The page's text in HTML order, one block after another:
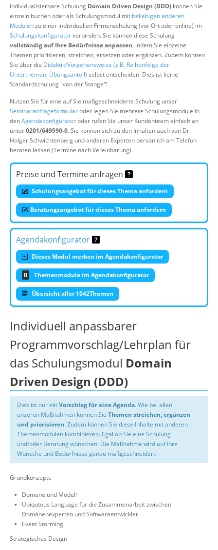
Über uns
Suche
individualisierbare Schulung Domain Driven Design (DDD) können Sie
einzeln buchen oder als Schulungsmodul mit beliebigen anderen
Modulenzu einer individuellen Firmenschulung (vor Ort oder online) im
Schulungskonfiguratorverbinden. Sie können diese Schulung
vollständig auf Ihre Bedürfnisse anpassen, indem Sie einzelne
Themen priorisieren, streichen, ersetzen oder ergänzen. Zudem können
Sie über die Didaktik/Vorgehensweise (z.B. Reihenfolge der
Unterthemen, Übungsanteil) selbst entscheiden. Dies ist keine
Standardschulung "von der Stange"!
Nutzen Sie für eine auf Sie maßgeschneiderte Schulung unser
Seminaranfrageformularoder legen Sie mehrere Schulungsmodule in
denAgendakonfiguratoroder rufen Sie unser Kundenteam einfach an
unter0201/649590-0. Sie können sich zu den Inhalten auch von Dr.
Holger Schwichtenberg und anderen Experten persönlich am Telefon
beraten lassen (Termine nach Vereinbarung).
Preise und Termine anfragen
Schulungsangebot für dieses Thema anfordern
Beratungsangebot für dieses Thema anfordern
Agendakonfigurator
Dieses Modul merken im Agendakonfigurator
0 Themenmodule im Agendakonfigurator
Übersicht aller 1042Themen
Individuell anpassbarer
Programmvorschlag/Lehrplan für
das Schulungsmodul Domain
Driven Design (DDD)
Dies ist nur einVorschlag für eine Agenda. Wie bei allen
unseren Maßnahmen können Sie Themen streichen, ergänzen
und priorisieren. Zudem können Sie diese Inhalte mit anderen
Themenmodulen kombinieren. Egal ob Sie eine Schulung
und/oder Beratung wünschen: Die Maßnahme wird auf Ihre
Wünsche und Bedürfnisse genau maßgeschneidert!
Grundkonzepte
Domäne und Modell
Ubiqutous Language für die Zusammenarbeit zwischen
Domänenexperten und Softwareentwickler
Event Storming
Strategisches Design